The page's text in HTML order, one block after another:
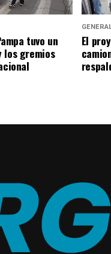
tuvo un
gremios
El